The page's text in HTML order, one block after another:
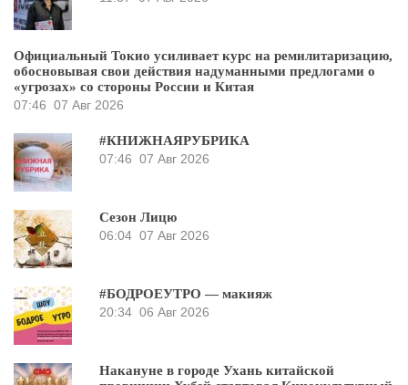
Официальный Токио усиливает курс на ремилитаризацию,
обосновывая свои действия надуманными предлогами о
«угрозах» со стороны России и Китая
07:46 07 Авг 2026
#КНИЖНАЯРУБРИКА
07:46 07 Авг 2026
Сезон Лицю
06:04 07 Авг 2026
#БОДРОЕУТРО — макияж
20:34 06 Авг 2026
Накануне в городе Ухань китайской